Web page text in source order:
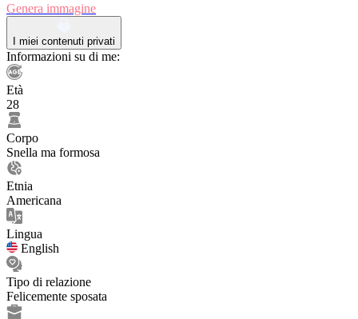
Genera immagine
I miei contenuti privati
Informazioni su di me:
Età
28
Corpo
Snella ma formosa
Etnia
Americana
Lingua
English
Tipo di relazione
Felicemente sposata